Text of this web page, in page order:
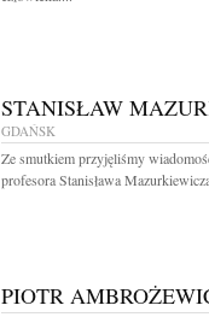
STANISŁAW
GDAŃSK
Ze smutkiem przyjęliśmy
profesora Stanisława
PIOTR